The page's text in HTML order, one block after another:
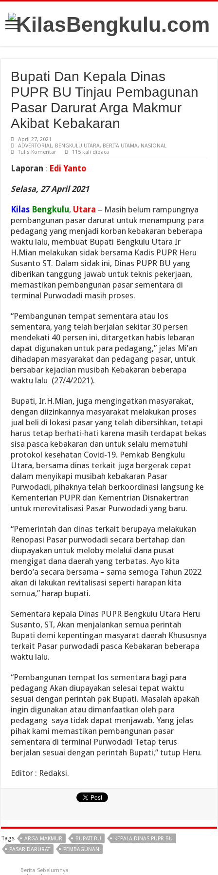
Bupati Dan Kepala Dinas
PUPR BU Tinjau Pembagunan
Pasar Darurat Arga Makmur
Akibat Kebakaran
April 27, 2021
ADVERTORIAL, BENGKULU UTARA, BERITA UTAMA, NASIONAL
Tulis Komentar
115 kali dibaca
Laporan : Edi Yanto
Selasa, 27 April 2021
Kilas Bengkulu, Utara – Masih belum rampungnya
pembangunan pasar darurat untuk menampung para
pedagang yang menjadi korban kebakaran beberapa
waktu lalu, membuat Bupati Bengkulu Utara Ir
H.Mian melakukan sidak bersama Kadis PUPR Heru
Susanto ST. Dalam sidak ini, Dinas PUPR BU yang
diberikan tanggung jawab untuk teknis pekerjaan,
memastikan pembangunan pasar sementara di
terminal Purwodadi masih proses.
“Pembangunan tempat sementara atau los
sementara, yang telah berjalan sekitar 30 persen
mendekati 40 persen ini, ditargetkan habis lebaran
dapat digunakan untuk para pedagang,” jelas Mi’an
dihadapan masyarakat dan pedagang pasar, untuk
bersabar kejadian musibah Kebakaran beberapa
waktu lalu (27/4/2021).
Bupati, Ir.H.Mian, juga mengingatkan masyarakat,
dengan diizinkannya masyarakat melakukan proses
jual beli di lokasi pasar yang telah dibersihkan, tetapi
harus tetap berhati-hati karena masih terdapat bekas
sisa pasca kebakaran dan untuk selalu mematuhi
protokol kesehatan Covid-19. Pemkab Bengkulu
Utara, bersama dinas terkait juga bergerak cepat
dalam menyikapi musibah kebakaran Pasar
Purwodadi, pihaknya telah berkoordinasi langsung ke
Kementerian PUPR dan Kementrian Disnakertran
untuk merevitalisasi Pasar Purwodadi yang baru.
“Pemerintah dan dinas terkait berupaya melakukan
Renopasi Pasar purwodadi secara bertahap dan
diupayakan untuk meloby melalui dana pusat
mengigat dana daerah yang terbatas. Ayo kita
berdo’a secara bersama – sama semoga Tahun 2022
akan di lakukan revitalisasi seperti harapan kita
semua,” harap bupati.
Sementara kepala Dinas PUPR Bengkulu Utara Heru
Susanto, ST, Akan menjalankan semua perintah
Bupati demi kepentingan masyarat daerah Khususnya
terkait Pasar purwodadi pasca Kebakaran beberapa
waktu lalu.
“Pembangunan tempat los sementara bagi para
pedagang Akan diupayakan selesai tepat waktu
sesuai dengan perintah pak Bupati. Masalah apakah
ingin digunakan atau dimanfaatkan oleh para
pedagang saya tidak dapat menjawab. Yang jelas
pihak kami memastikan pembangunan pasar
sementara di terminal Purwodadi Tetap terus
berjalan sesuai dengan perintah Bupati,” tutup Heru.
Editor : Redaksi.
Tags ARGA MAKMUR BUPATI BU
KEPALA DINAS PUPR BU
PASAR DARURAT
PEMBAGUNAN
Berita Sebelumnya